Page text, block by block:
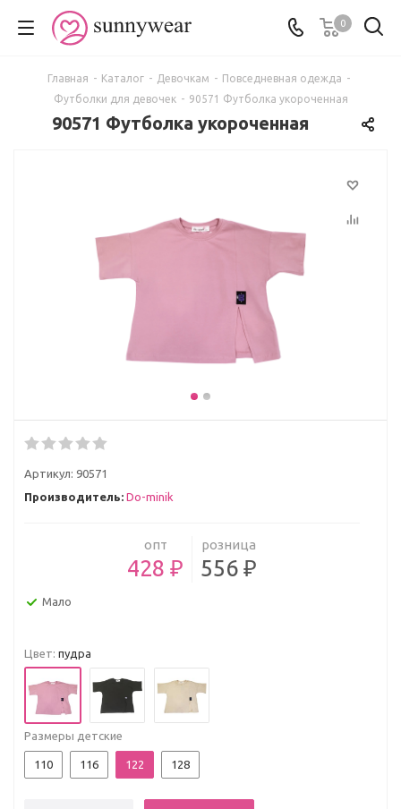
0
Главная - Каталог - Девочкам - Повседневная одежда -
Футболки для девочек - 90571 Футболка укороченная
90571 Футболка укороченная
Артикул: 90571
Производитель: Do-minik
опт
428 ₽
розница
556 ₽
Мало
Цвет: пудра
Размеры детские
110 116 122 128